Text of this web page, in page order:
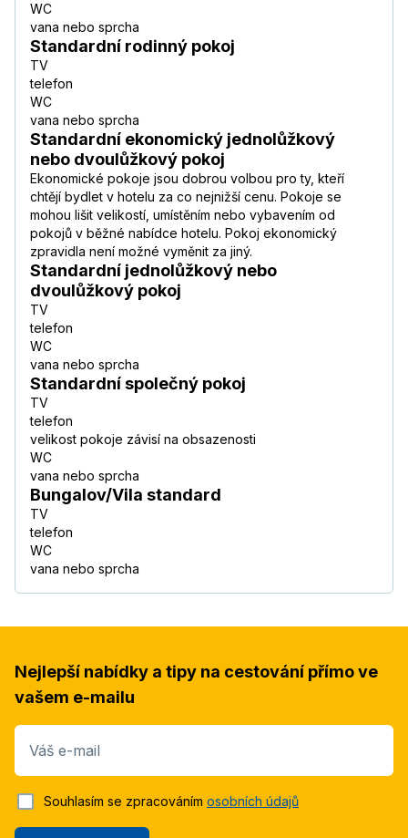
WC
vana nebo sprcha
Standardní rodinný pokoj
TV
telefon
WC
vana nebo sprcha
Standardní ekonomický jednolůžkový
nebo dvoulůžkový pokoj
Ekonomické pokoje jsou dobrou volbou pro ty, kteří
chtějí bydlet v hotelu za co nejnižší cenu. Pokoje se
mohou lišit velikostí, umístěním nebo vybavením od
pokojů v běžné nabídce hotelu. Pokoj ekonomický
zpravidla není možné vyměnit za jiný.
Standardní jednolůžkový nebo
dvoulůžkový pokoj
TV
telefon
WC
vana nebo sprcha
Standardní společný pokoj
TV
telefon
velikost pokoje závisí na obsazenosti
WC
vana nebo sprcha
Bungalov/Vila standard
TV
telefon
WC
vana nebo sprcha
Nejlepší nabídky a tipy na cestování přímo ve
vašem e-mailu
Váš e-mail
Souhlasím se zpracováním osobních údajů